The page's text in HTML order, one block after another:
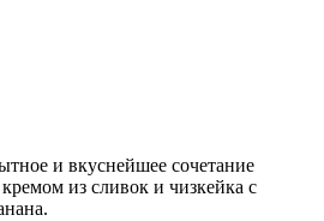
и вкуснейшее сочетание
из сливок и чизкейка с